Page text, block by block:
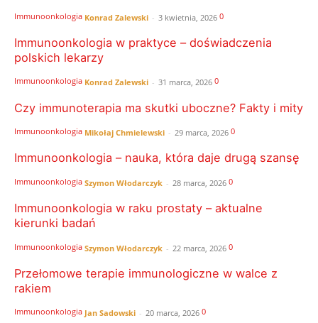
Immunoonkologia Konrad Zalewski - 3 kwietnia, 2026 0
Immunoonkologia w praktyce – doświadczenia
polskich lekarzy
Immunoonkologia Konrad Zalewski - 31 marca, 2026 0
Czy immunoterapia ma skutki uboczne? Fakty i mity
Immunoonkologia Mikołaj Chmielewski - 29 marca, 2026 0
Immunoonkologia – nauka, która daje drugą szansę
Immunoonkologia Szymon Włodarczyk - 28 marca, 2026 0
Immunoonkologia w raku prostaty – aktualne
kierunki badań
Immunoonkologia Szymon Włodarczyk - 22 marca, 2026 0
Przełomowe terapie immunologiczne w walce z
rakiem
Immunoonkologia Jan Sadowski - 20 marca, 2026 0